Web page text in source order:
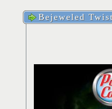
Bejeweled